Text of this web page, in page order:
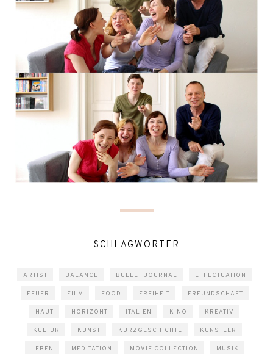
SCHLAGWÖRTER
ARTIST BALANCE BULLET JOURNAL EFFECTUATION
FEUER FILM FOOD FREIHEIT FREUNDSCHAFT
HAUT HORIZONT ITALIEN KINO KREATIV
KULTUR KUNST KURZGESCHICHTE KÜNSTLER
LEBEN MEDITATION MOVIE COLLECTION MUSIK